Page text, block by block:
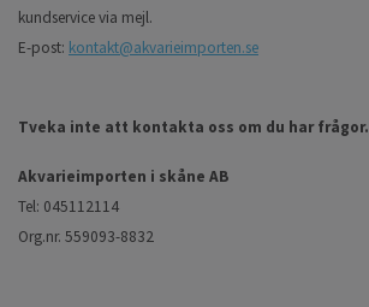
kundservice via mejl.
E-post: kontakt@akvarieimporten.se
Tveka inte att kontakta oss om du har frågor.
Akvarieimporten i skåne AB
Tel: 045112114
Org.nr. 559093-8832